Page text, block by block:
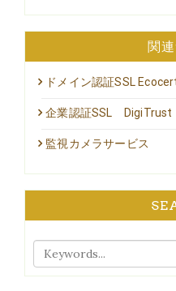
関
ドメイン認証SSL
企業認証SSL DigiTrust
監視カメラサービス